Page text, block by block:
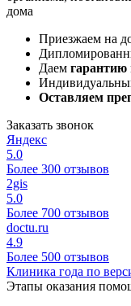
дома
Приезжаем на
Даем гарантию
Оставляем
Заказать звонок
Яндекс
5.0
Более 300 отзывов
2gis
5.0
Более 700 отзывов
doctu.ru
4.9
Более 500 отзывов
Клиника года по
Этапы оказания